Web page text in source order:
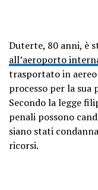
Duterte, 80 anni, è
all’aeroporto
trasportato in
processo per la sua
Secondo la legge
penali possono
siano stati
ricorsi.